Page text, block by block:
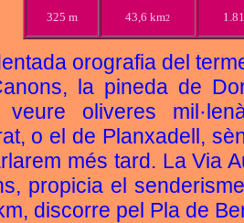
325 m 43,6 km2
orografia del
la pineda de
veure oliveres
o el de Planxadell,
més tard. La Via
propicia el
discorre pel Pla de